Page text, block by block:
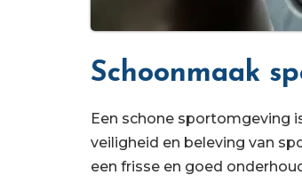
Schoonmaak
Een schone sportomgeving
veiligheid en beleving van
een frisse en goed